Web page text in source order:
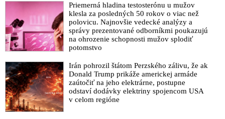
Priemerná hladina testosterónu u mužov
klesla za posledných 50 rokov o viac než
polovicu. Najnovšie vedecké analýzy a
správy prezentované odborníkmi poukazujú
na ohrozenie schopnosti mužov splodiť
potomstvo
Irán pohrozil štátom Perzského zálivu, že ak
Donald Trump prikáže americkej armáde
zaútočiť na jeho elektrárne, postupne
odstaví dodávky elektriny spojencom USA
v celom regióne